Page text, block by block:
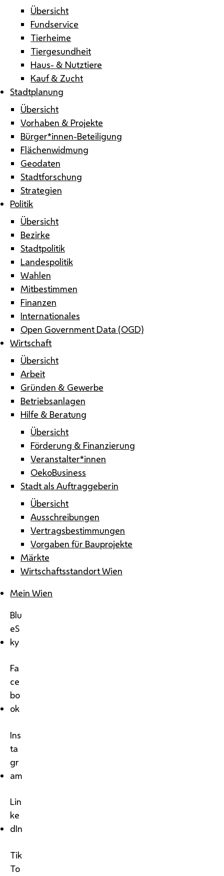
Übersicht
Fundservice
Tierheime
Tiergesundheit
Haus- & Nutztiere
Kauf & Zucht
Stadtplanung
Übersicht
Vorhaben & Projekte
Bürger*innen-Beteiligung
Flächenwidmung
Geodaten
Stadtforschung
Strategien
Politik
Übersicht
Bezirke
Stadtpolitik
Landespolitik
Wahlen
Mitbestimmen
Finanzen
Internationales
Open Government Data (OGD)
Wirtschaft
Übersicht
Arbeit
Gründen & Gewerbe
Betriebsanlagen
Hilfe & Beratung
Übersicht
Förderung & Finanzierung
Veranstalter*innen
OekoBusiness
Stadt als Auftraggeberin
Übersicht
Ausschreibungen
Vertragsbestimmungen
Vorgaben für Bauprojekte
Märkte
Wirtschaftsstandort Wien
Mein Wien
Blu
eS
ky
Fa
ce
bo
ok
Ins
ta
gr
am
Lin
ke
dIn
Tik
To